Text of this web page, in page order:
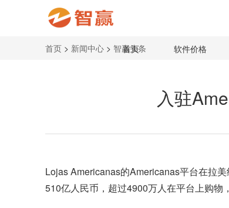
首页 软件价格
首页 > 新闻中心 > 智赢头条
入驻
Lojas Americanas的Americanas平台在拉
510亿人民币，超过4900万人在平台上购物